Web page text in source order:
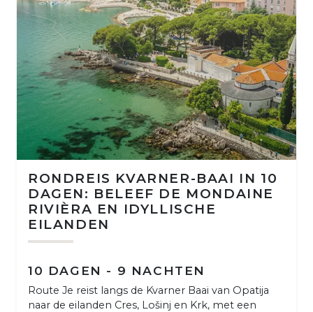
RONDREIS KVARNER-BAAI IN 10
DAGEN: BELEEF DE MONDAINE
RIVIÈRA EN IDYLLISCHE
EILANDEN
10 DAGEN - 9 NACHTEN
Route Je reist langs de Kvarner Baai van Opatija
naar de eilanden Cres, Lošinj en Krk, met een